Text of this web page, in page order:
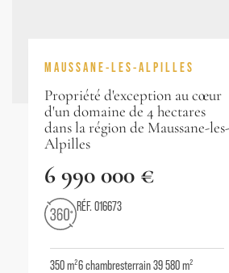
MAUSSANE-LES-ALPILLES
Propriété d'exception au cœur
d'un domaine de 4 hectares
dans la région de Maussane-les-
Alpilles
6 990 000 €
RÉF. 016673
350 m²6chambresterrain 39 580 m²